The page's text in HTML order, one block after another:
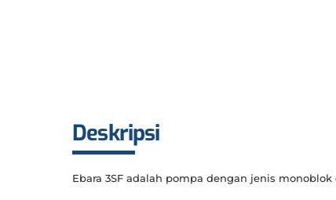
Deskripsi
Ebara 3SF adalah pompa dengan jenis